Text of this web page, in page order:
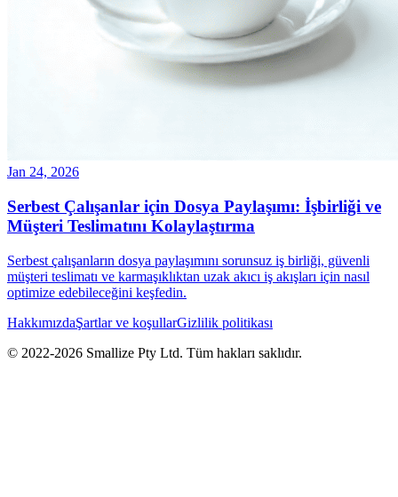
Jan 24, 2026
Serbest Çalışanlar için Dosya Paylaşımı: İşbirliği ve
Müşteri Teslimatını Kolaylaştırma
Serbest çalışanların dosya paylaşımını sorunsuz iş birliği, güvenli
müşteri teslimatı ve karmaşıklıktan uzak akıcı iş akışları için nasıl
optimize edebileceğini keşfedin.
HakkımızdaŞartlar ve koşullarGizlilik politikası
© 2022-2026 Smallize Pty Ltd. Tüm hakları saklıdır.